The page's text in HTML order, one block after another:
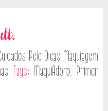
Pele Dicas Maquiagem
Tags: MaquiAdoro, Primer